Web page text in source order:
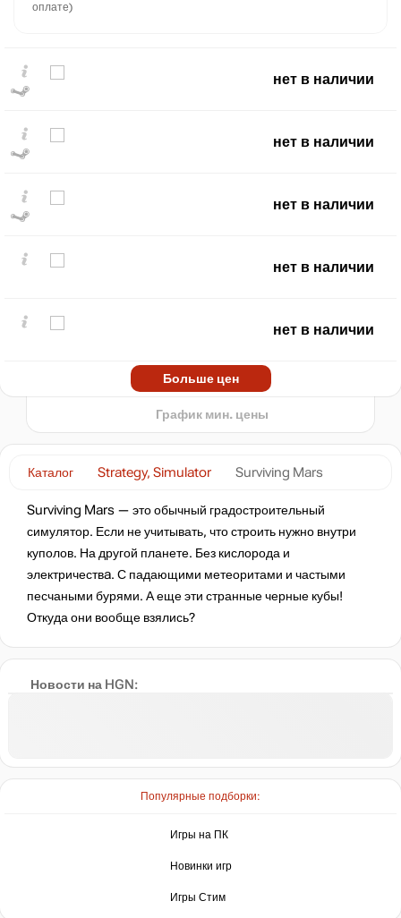
Новости на HGN:
Популярные подборки:
Игры на ПК
Новинки игр
Игры Стим
Каталог Strategy, Simulator Surviving Mars
Surviving Mars — это обычный градостроительный
симулятор. Если не учитывать, что строить нужно внутри
куполов. На другой планете. Без кислорода и
электричествa. С падающими метеоритами и частыми
песчаными бурями. А еще эти странные черные кубы!
Откуда они вообще взялись?
оплате)
нет в наличии
нет в наличии
нет в наличии
нет в наличии
нет в наличии
нет в наличии
нет в наличии
нет в наличии
Больше цен
2020 2022
500
График мин. цены